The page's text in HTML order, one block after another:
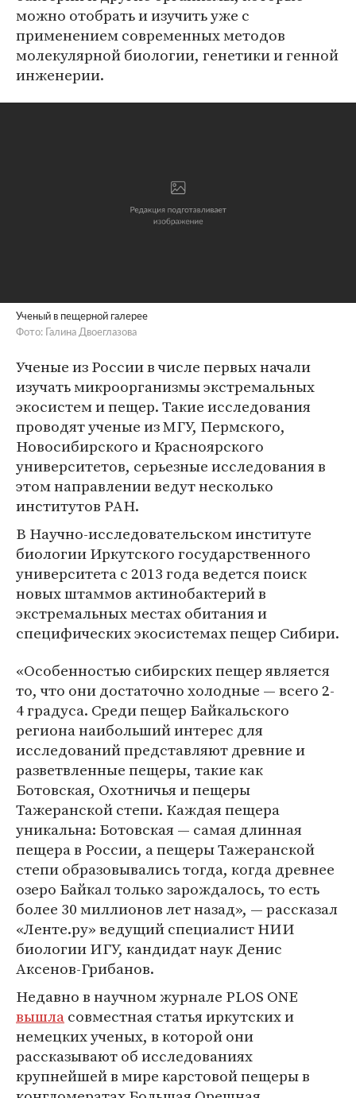
можно отобрать и изучить уже с
применением современных методов
молекулярной биологии, генетики и генной
инженерии.
Ученый в пещерной галерее
Фото: Галина Двоеглазова
Ученые из России в числе первых начали
изучать микроорганизмы экстремальных
экосистем и пещер. Такие исследования
проводят ученые из МГУ, Пермского,
Новосибирского и Красноярского
университетов, серьезные исследования в
этом направлении ведут несколько
институтов РАН.
В Научно-исследовательском институте
биологии Иркутского государственного
университета с 2013 года ведется поиск
новых штаммов актинобактерий в
экстремальных местах обитания и
специфических экосистемах пещер Сибири.
«Особенностью сибирских пещер является
то, что они достаточно холодные — всего 2-
4 градуса. Среди пещер Байкальского
региона наибольший интерес для
исследований представляют древние и
разветвленные пещеры, такие как
Ботовская, Охотничья и пещеры
Тажеранской степи. Каждая пещера
уникальна: Ботовская — самая длинная
пещера в России, а пещеры Тажеранской
степи образовывались тогда, когда древнее
озеро Байкал только зарождалось, то есть
более 30 миллионов лет назад», — рассказал
«Ленте.ру» ведущий специалист НИИ
биологии ИГУ, кандидат наук Денис
Аксенов-Грибанов.
Недавно в научном журнале PLOS ONE
вышласовместная статья иркутских и
немецких ученых, в которой они
рассказывают об исследованиях
крупнейшей в мире карстовой пещеры в